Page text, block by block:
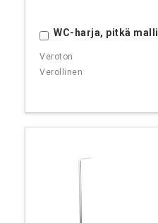
WC-harja, pitkä malli
Ostoskoriin